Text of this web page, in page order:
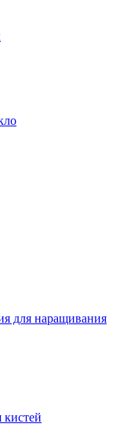
для наращивания
кистей